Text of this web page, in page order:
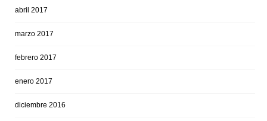
abril 2017
marzo 2017
febrero 2017
enero 2017
diciembre 2016